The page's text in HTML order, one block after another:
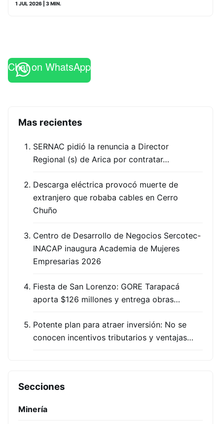
1 JUL 2026 | 3 MIN.
Chat on WhatsApp
Mas recientes
SERNAC pidió la renuncia a Director
Regional (s) de Arica por contratar…
Descarga eléctrica provocó muerte de
extranjero que robaba cables en Cerro
Chuño
Centro de Desarrollo de Negocios Sercotec-
INACAP inaugura Academia de Mujeres
Empresarias 2026
Fiesta de San Lorenzo: GORE Tarapacá
aporta $126 millones y entrega obras…
Potente plan para atraer inversión: No se
conocen incentivos tributarios y ventajas…
Secciones
Minería